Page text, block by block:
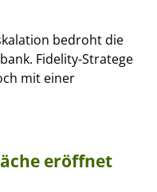
bedroht die
Fidelity-Stratege
mit einer
eröffnet